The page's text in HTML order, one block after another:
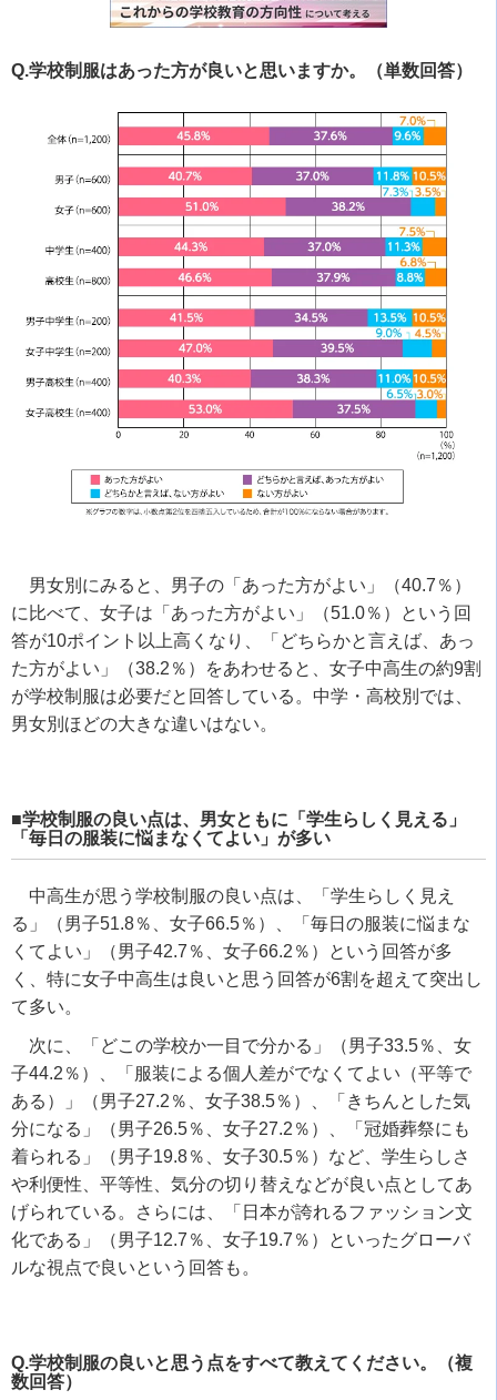
Q.学校制服はあった方が良いと思いますか。（単数回答）
男女別にみると、男子の「あった方がよい」（40.7％）
に比べて、女子は「あった方がよい」（51.0％）という回
答が10ポイント以上高くなり、「どちらかと言えば、あっ
た方がよい」（38.2％）をあわせると、女子中高生の約9割
が学校制服は必要だと回答している。中学・高校別では、
男女別ほどの大きな違いはない。
■学校制服の良い点は、男女ともに「学生らしく見える」
「毎日の服装に悩まなくてよい」が多い
中高生が思う学校制服の良い点は、「学生らしく見え
る」（男子51.8％、女子66.5％）、「毎日の服装に悩まな
くてよい」（男子42.7％、女子66.2％）という回答が多
く、特に女子中高生は良いと思う回答が6割を超えて突出し
て多い。
次に、「どこの学校か一目で分かる」（男子33.5％、女
子44.2％）、「服装による個人差がでなくてよい（平等で
ある）」（男子27.2％、女子38.5％）、「きちんとした気
分になる」（男子26.5％、女子27.2％）、「冠婚葬祭にも
着られる」（男子19.8％、女子30.5％）など、学生らしさ
や利便性、平等性、気分の切り替えなどが良い点としてあ
げられている。さらには、「日本が誇れるファッション文
化である」（男子12.7％、女子19.7％）といったグローバ
ルな視点で良いという回答も。
Q.学校制服の良いと思う点をすべて教えてください。（複
数回答）